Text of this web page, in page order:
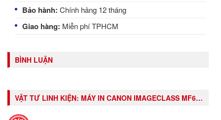
Bảo hành: Chính hãng 12 tháng
Giao hàng: Miễn phí TPHCM
BÌNH LUẬN
VẬT TƯ LINH KIỆN: MÁY IN CANON IMAGECLASS MF621CN